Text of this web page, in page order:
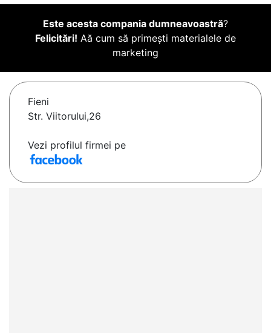
Este acesta compania dumneavoastră?
Felicitări! Aă cum să primești materialele de
marketing
Fieni
Str. Viitorului,26
Vezi profilul firmei pe